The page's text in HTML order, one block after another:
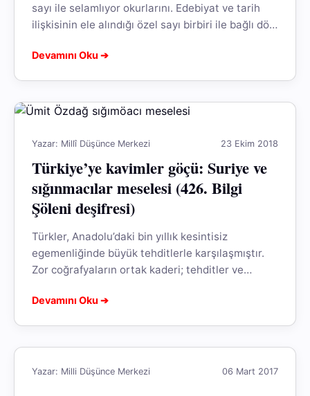
sayı ile selamlıyor okurlarını. Edebiyat ve tarih
ilişkisinin ele alındığı özel sayı birbiri ile bağlı dört
Devamını Oku ➔
Yazar: Millî Düşünce Merkezi 23 Ekim 2018
Türkiye’ye kavimler göçü: Suriye ve
sığınmacılar meselesi (426. Bilgi
Şöleni deşifresi)
Türkler, Anadolu’daki bin yıllık kesintisiz
egemenliğinde büyük tehditlerle karşılaşmıştır.
Zor coğrafyaların ortak kaderi; tehditler ve
birden yaşamakta: Devlet krizi,...
Devamını Oku ➔
Yazar: Milli Düşünce Merkezi 06 Mart 2017